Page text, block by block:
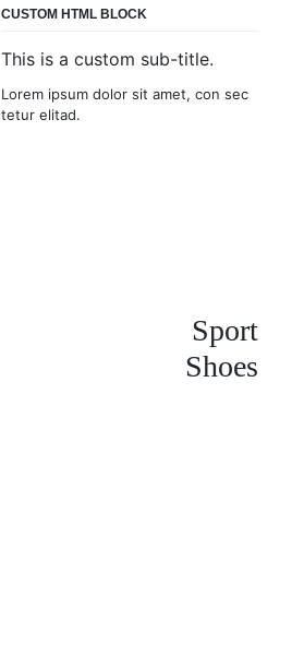
CUSTOM HTML BLOCK
This is a custom sub-title.
Lorem ipsum dolor sit amet, con sec
tetur elitad.
Sport
Shoes